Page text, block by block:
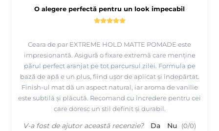
O alegere perfectă pentru un look impecabil
Ceara de par EXTREME HOLD MATTE POMADE este
impresionantă. Asigură o fixare extremă care menține
părul perfect aranjat pe tot parcursul zilei. Formula pe
bază de apă e un plus, fiind ușor de aplicat și îndepărtat.
Finish-ul mat dă un aspect natural, iar aroma de vanilie
este subtilă și plăcută. Recomand cu încredere pentru cei
care doresc un stil definit și durabil.
V-a fost de ajutor această recenzie? Da Nu (0/0)